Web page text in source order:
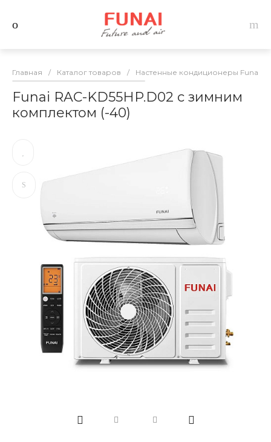
Главная / Каталог товаров / Настенные кондиционеры Funai
Funai RAC-KD55HP.D02 с зимним
комплектом (-40)